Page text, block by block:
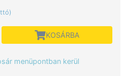
KOSÁRBA
menüpontban kerül